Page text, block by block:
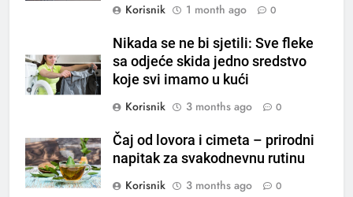
Korisnik
1 month ago 0
Nikada se ne bi sjetili: Sve fleke
sa odjeće skida jedno sredstvo
koje svi imamo u kući
Korisnik
3 months ago 0
Čaj od lovora i cimeta – prirodni
napitak za svakodnevnu rutinu
Korisnik
3 months ago 0
Piće od smreke – prirodni
napitak koji se često spominje
kod šećerne bolesti
OSTALO
Samo 1 kašičica u litru vode i
čak će se i “suhi štap”
ukorijeniti! Stari vrtlarski trik koji
OSTALO